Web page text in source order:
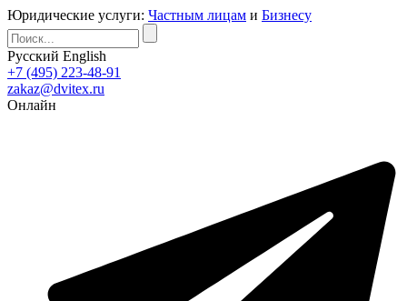
Юридические услуги: Частным лицам и Бизнесу
Русский English
+7 (495) 223-48-91
zakaz@dvitex.ru
Онлайн